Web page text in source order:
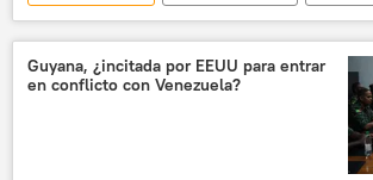
💬 Entrevistas
Marco Enríquez-Ominami
Chile
Argentina
Javier Milei
📰 Resumen del 2023 y predicciones para el 2024
Guyana, ¿incitada por EEUU para entrar
en conflicto con Venezuela?